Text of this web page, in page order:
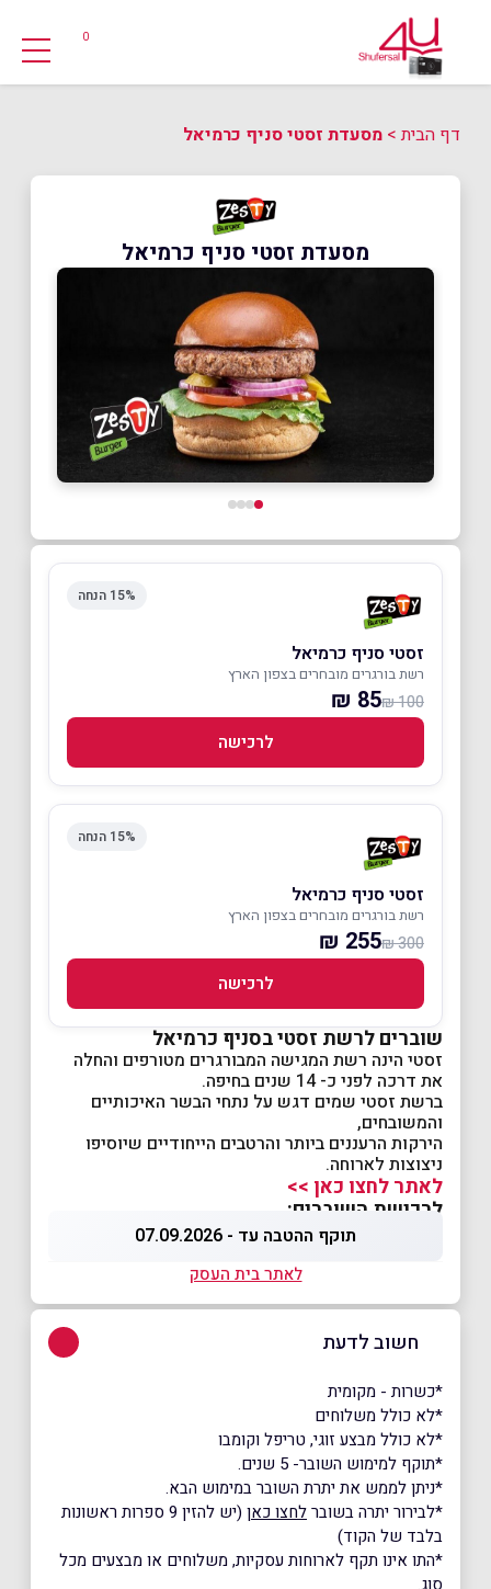
0
דף הבית> מסעדת זסטי סניף כרמיאל
מסעדת זסטי סניף כרמיאל
15% הנחה
זסטי סניף כרמיאל
רשת בורגרים מובחרים בצפון הארץ
100 ₪
85 ₪
לרכישה
15% הנחה
זסטי סניף כרמיאל
רשת בורגרים מובחרים בצפון הארץ
300 ₪
255 ₪
לרכישה
שוברים לרשת זסטי בסניף כרמיאל
זסטי הינה רשת המגישה המבורגרים מטורפים והחלה
את דרכה לפני כ- 14 שנים בחיפה.
​ברשת זסטי שמים דגש על נתחי הבשר האיכותיים
והמשובחים,
הירקות הרעננים ביותר והרטבים הייחודיים שיוסיפו
ניצוצות לארוחה.
לאתר לחצו כאן >>
לרכישת השוברים:
תוקף ההטבה עד - 07.09.2026
לאתר בית העסק
חשוב לדעת
*כשרות - מקומית
*לא כולל משלוחים
*לא כולל מבצע זוגי, טריפל וקומבו
*תוקף למימוש השובר- 5 שנים.
*ניתן לממש את יתרת השובר במימוש הבא.
*לבירור יתרה בשוברלחצו כאן
(יש להזין 9 ספרות ראשונות
בלבד של הקוד)
*התו אינו תקף לארוחות עסקיות, משלוחים או מבצעים מכל